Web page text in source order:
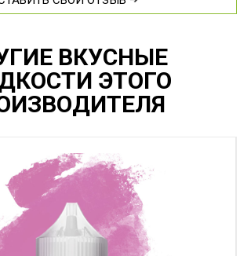
ВКУСНЫЕ
ЭТОГО